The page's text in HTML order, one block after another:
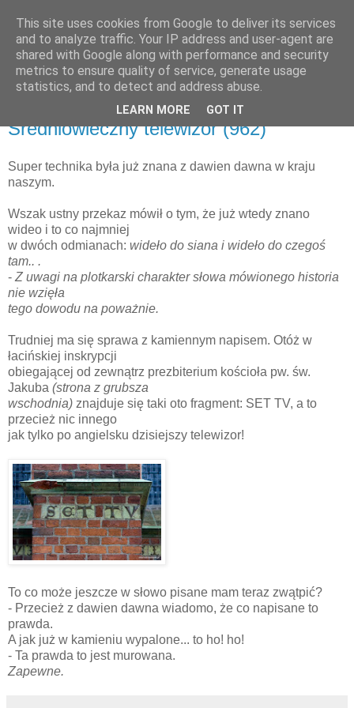
wtorek, 17 lipca 2012
Średniowieczny telewizor (962)
Super technika była już znana z dawien dawna w kraju
naszym.
Wszak ustny przekaz mówił o tym, że już wtedy znano
wideo i to co najmniej
w dwóch odmianach: wideło do siana i wideło do czegoś
tam.. .
- Z uwagi na plotkarski charakter słowa mówionego historia
nie wzięła
tego dowodu na poważnie.
Trudniej ma się sprawa z kamiennym napisem. Otóż w
łacińskiej inskrypcji
obiegającej od zewnątrz prezbiterium kościoła pw. św.
Jakuba (strona z grubsza
wschodnia) znajduje się taki oto fragment: SET TV, a to
przecież nic innego
jak tylko po angielsku dzisiejszy telewizor!
To co może jeszcze w słowo pisane mam teraz zwątpić?
- Przecież z dawien dawna wiadomo, że co napisane to
prawda.
A jak już w kamieniu wypalone... to ho! ho!
- Ta prawda to jest murowana.
Zapewne.
This site uses cookies from Google to deliver its services
and to analyze traffic. Your IP address and user-agent are
shared with Google along with performance and security
metrics to ensure quality of service, generate usage
statistics, and to detect and address abuse.
LEARN MORE GOT IT